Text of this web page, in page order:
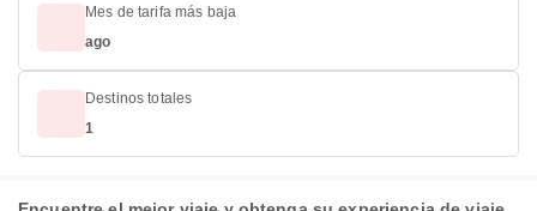
Mes de tarifa más baja
ago
Destinos totales
1